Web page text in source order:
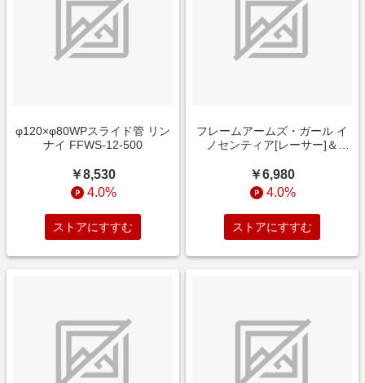
φ120×φ80WPスライド管 リン
ナイ FFWS-12-500
￥8,530
4.0%
ストアにすすむ
フレームアームズ・ガール イ
ノセンティア[レーサー]＆
Ver．]
￥6,980
4.0%
ストアにすすむ